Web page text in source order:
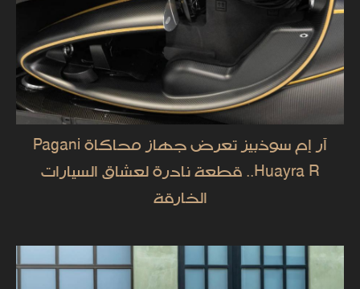
آر إم سوذبيز تعرض جهاز محاكاة Pagani
Huayra R.. قطعة نادرة لعشاق السيارات
الخارقة